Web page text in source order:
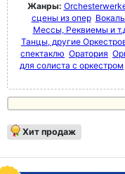
Жанры:
сцены из опер
Мессы, Реквиемы и
Танцы, другие
спектаклю Оратория
для солиста с оркестром
Хит продаж